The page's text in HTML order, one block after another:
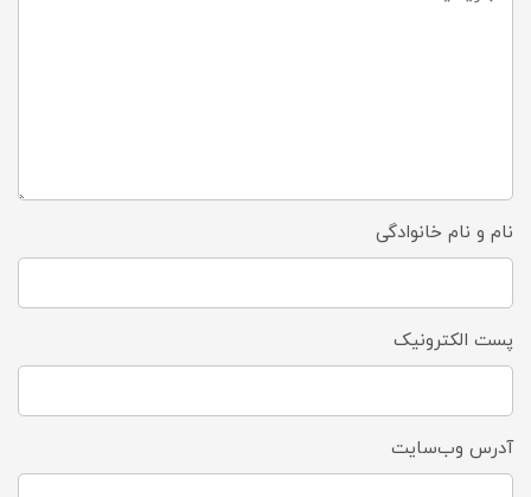
نام و نام خانوادگی
پست الکترونیک
آدرس وب‌سایت